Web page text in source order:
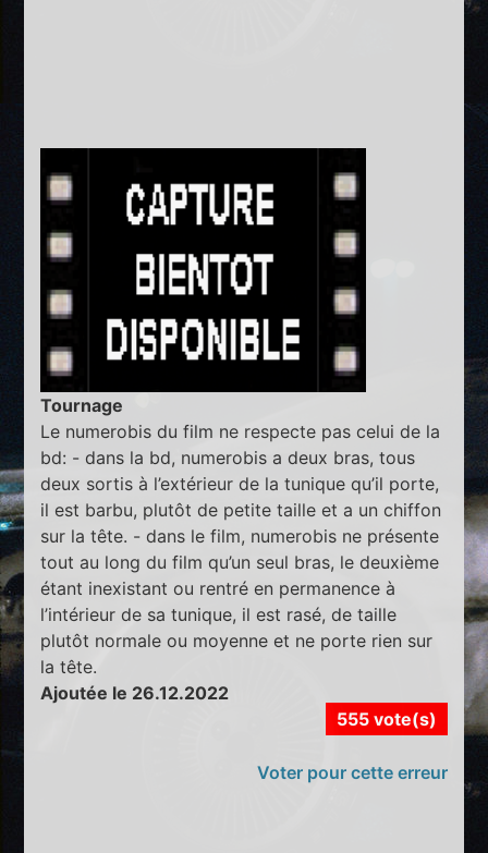
Tournage
Le numerobis du film ne respecte pas celui de la
bd: - dans la bd, numerobis a deux bras, tous
deux sortis à l’extérieur de la tunique qu’il porte,
il est barbu, plutôt de petite taille et a un chiffon
sur la tête. - dans le film, numerobis ne présente
tout au long du film qu’un seul bras, le deuxième
étant inexistant ou rentré en permanence à
l’intérieur de sa tunique, il est rasé, de taille
plutôt normale ou moyenne et ne porte rien sur
la tête.
Ajoutée le 26.12.2022
555 vote(s)
Voter pour cette erreur